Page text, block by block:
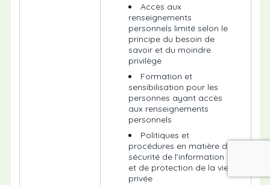
Accès aux
renseignements
personnels limité selon le
principe du besoin de
savoir et du moindre
privilège
Formation et
sensibilisation pour les
personnes ayant accès
aux renseignements
personnels
Politiques et
procédures en matière de
sécurité de l’information
et de protection de la vie
privée